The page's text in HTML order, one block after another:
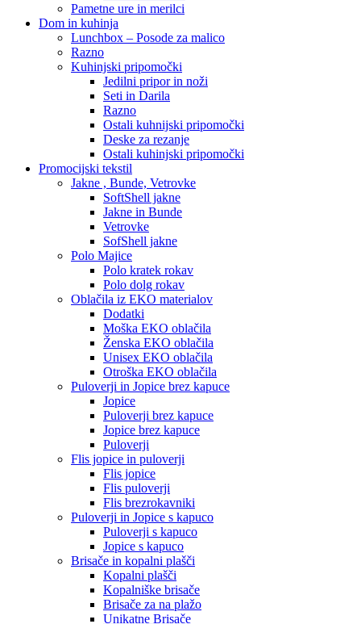
Pametne ure in merilci
Dom in kuhinja
Lunchbox – Posode za malico
Razno
Kuhinjski pripomočki
Jedilni pripor in noži
Seti in Darila
Razno
Ostali kuhnijski pripomočki
Deske za rezanje
Ostali kuhinjski pripomočki
Promocijski tekstil
Jakne , Bunde, Vetrovke
SoftShell jakne
Jakne in Bunde
Vetrovke
SofShell jakne
Polo Majice
Polo kratek rokav
Polo dolg rokav
Oblačila iz EKO materialov
Dodatki
Moška EKO oblačila
Ženska EKO oblačila
Unisex EKO oblačila
Otroška EKO oblačila
Puloverji in Jopice brez kapuce
Jopice
Puloverji brez kapuce
Jopice brez kapuce
Puloverji
Flis jopice in puloverji
Flis jopice
Flis puloverji
Flis brezrokavniki
Puloverji in Jopice s kapuco
Puloverji s kapuco
Jopice s kapuco
Brisače in kopalni plašči
Kopalni plašči
Kopalniške brisače
Brisače za na plažo
Unikatne Brisače